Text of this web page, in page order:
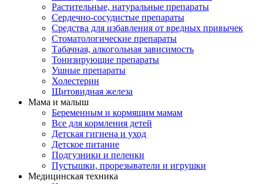
Растительные, натуральные препараты
Сердечно-сосудистые препараты
Средства для избавления от вредных привычек
Стоматологические препараты
Табачная, алкогольная зависимость
Тонизирующие препараты
Ушные препараты
Холестерин
Щитовидная железа
Мама и малыш
Беременным и кормящим мамам
Все для кормления детей
Детская гигиена и уход
Детское питание
Подгузники и пеленки
Пустышки, прорезыватели и игрушки
Медицинская техника